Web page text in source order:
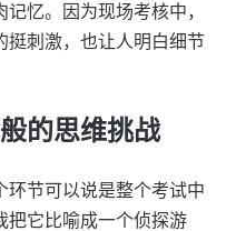
忆。因为现场考核中，
挺刺激，也让人明白细节
的思维挑战
环节可以说是整个考试中
把它比喻成一个侦探游